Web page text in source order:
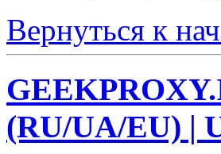
Вернуться к
(RU/UA/EU) |